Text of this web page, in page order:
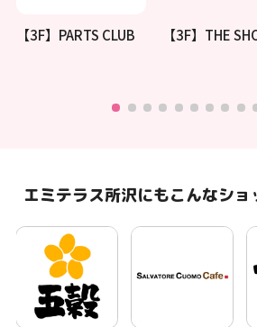
【3F】PARTS CLUB 【3F】THE
エミテラス所沢にもこんなシ